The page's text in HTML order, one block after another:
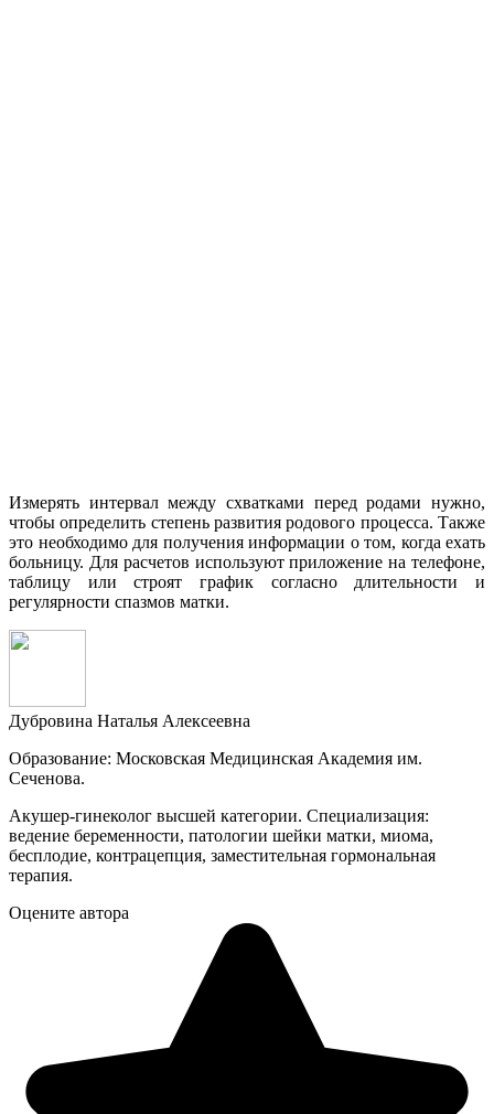
Измерять интервал между схватками перед родами нужно,
чтобы определить степень развития родового процесса. Также
это необходимо для получения информации о том, когда ехать
больницу. Для расчетов используют приложение на телефоне,
таблицу или строят график согласно длительности и
регулярности спазмов матки.
Дубровина Наталья Алексеевна
Образование: Московская Медицинская Академия им.
Сеченова.
Акушер-гинеколог высшей категории. Специализация:
ведение беременности, патологии шейки матки, миома,
бесплодие, контрацепция, заместительная гормональная
терапия.
Оцените автора